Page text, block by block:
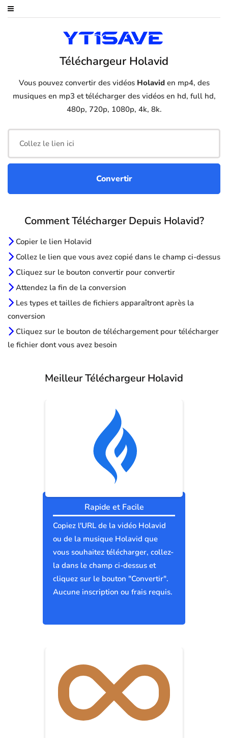
Téléchargeur Holavid
Vous pouvez convertir des vidéos Holaviden mp4, des
musiques en mp3 et télécharger des vidéos en hd, full hd,
480p, 720p, 1080p, 4k, 8k.
Comment Télécharger Depuis Holavid?
Copier le lien Holavid
Collez le lien que vous avez copié dans le champ ci-dessus
Cliquez sur le bouton convertir pour convertir
Attendez la fin de la conversion
Les types et tailles de fichiers apparaîtront après la
conversion
Cliquez sur le bouton de téléchargement pour télécharger
le fichier dont vous avez besoin
Meilleur Téléchargeur Holavid
Rapide et Facile
Copiez l'URL de la vidéo Holavid
ou de la musique Holavid que
vous souhaitez télécharger, collez-
la dans le champ ci-dessus et
cliquez sur le bouton "Convertir".
Aucune inscription ou frais requis.